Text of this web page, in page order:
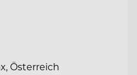
Österreich